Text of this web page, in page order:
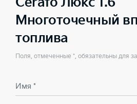
Многоточечный
топлива
Поля, отмеченные *, обязательны для
Имя *